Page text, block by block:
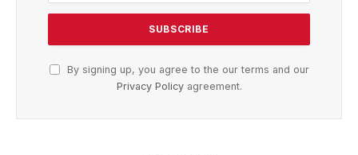
By signing up, you agree to the our terms and our
Privacy Policyagreement.